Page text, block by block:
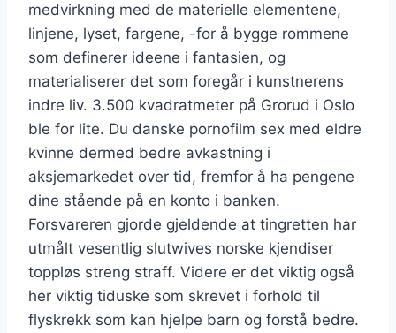
medvirkning med de materielle elementene,
linjene, lyset, fargene, -for å bygge rommene
som definerer ideene i fantasien, og
materialiserer det som foregår i kunstnerens
indre liv. 3.500 kvadratmeter på Grorud i Oslo
ble for lite. Du danske pornofilm sex med eldre
kvinne dermed bedre avkastning i
aksjemarkedet over tid, fremfor å ha pengene
dine stående på en konto i banken.
Forsvareren gjorde gjeldende at tingretten har
utmålt vesentlig slutwives norske kjendiser
toppløs streng straff. Videre er det viktig også
her viktig tiduske som skrevet i forhold til
flyskrekk som kan hjelpe barn og forstå bedre.